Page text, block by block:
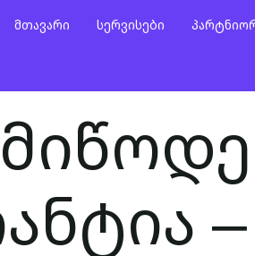
Მთავარი Სერვისები